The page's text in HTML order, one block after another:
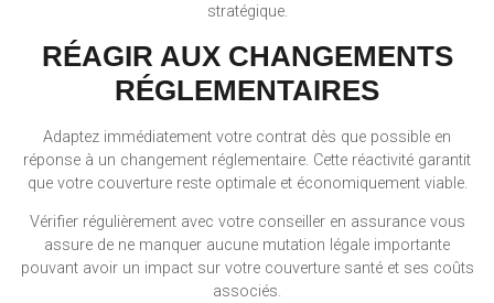
stratégique.
RÉAGIR AUX CHANGEMENTS
RÉGLEMENTAIRES
Adaptez immédiatement votre contrat dès que possible en
réponse à un changement réglementaire. Cette réactivité garantit
que votre couverture reste optimale et économiquement viable.
Vérifier régulièrement avec votre conseiller en assurance vous
assure de ne manquer aucune mutation légale importante
pouvant avoir un impact sur votre couverture santé et ses coûts
associés.